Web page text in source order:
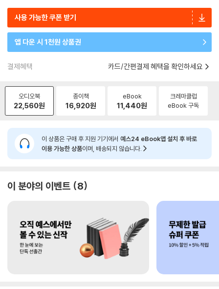
사용 가능한 쿠폰 받기
앱 다운 시 1천원 상품권
결제혜택 카드/간편결제 혜택을 확인하세요
오디오북
22,560원
종이책
16,920원
eBook
11,440원
크레마클럽
eBook 구독
이 상품은 구매 후 지원 기기에서 예스24 eBook앱 설치 후 바로
이용 가능한 상품이며, 배송되지 않습니다.
이 분야의 이벤트 8